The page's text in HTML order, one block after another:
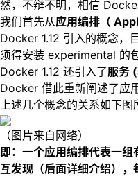
然，不辩不明，相信
我们首先从应用编排（
Docker 1.12 引入的概念，
须得安装 experimental 的
Docker 1.12 还引入了服务
Docker 借此重新阐述了应
上述几个概念的关系如下图
（图片来自网络）
即：一个应用编排代表一组
互发现（后面详细介绍）